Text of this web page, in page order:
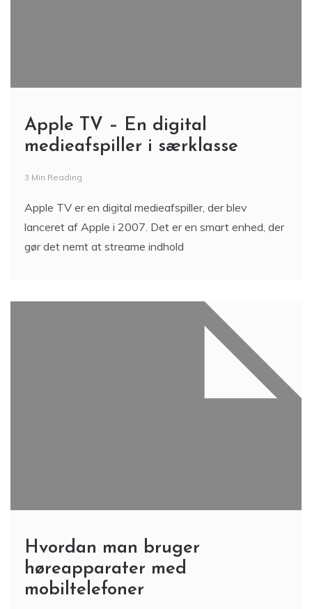
Apple TV – En digital
medieafspiller i særklasse
3 Min Reading
Apple TV er en digital medieafspiller, der blev
lanceret af Apple i 2007. Det er en smart enhed, der
gør det nemt at streame indhold
Hvordan man bruger
høreapparater med
mobiltelefoner